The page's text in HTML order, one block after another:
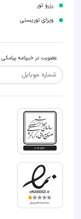
رزرو تور
ویزای توریستی
عضویت در خبرنامه پیامکی
شماره موبایل